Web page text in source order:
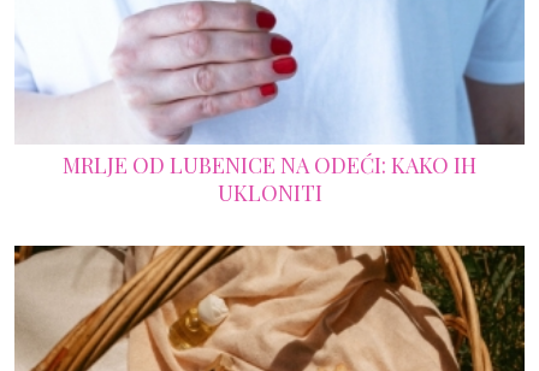
MRLJE OD LUBENICE NA ODEĆI: KAKO IH
UKLONITI